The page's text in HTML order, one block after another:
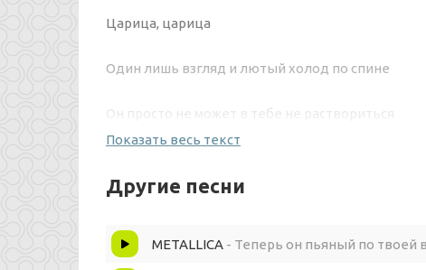
Царица, царица
Один лишь взгляд и лютый холод по спине
Он просто не может в тебе не раствориться
Мальчик поплыл, мальчик попал
Показать весь текст
Другие песни
METALLICA - Теперь он пьяный по твоей